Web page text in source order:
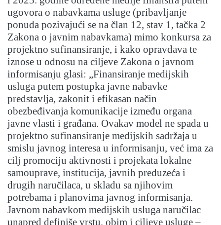
ugovora o nabavkama usluge (pribavljanje
ponuda pozivajući se na član 12, stav 1, tačka 2
Zakona o javnim nabavkama) mimo konkursa za
projektno sufinansiranje, i kako opravdava te
iznose u odnosu na ciljeve Zakona o javnom
informisanju glasi: „Finansiranje medijskih
usluga putem postupka javne nabavke
predstavlja, zakonit i efikasan način
obezbeđivanja komunikacije između organa
javne vlasti i građana. Ovakav model ne spada u
projektno sufinansiranje medijskih sadržaja u
smislu javnog interesa u informisanju, već ima za
cilj promociju aktivnosti i projekata lokalne
samouprave, institucija, javnih preduzeća i
drugih naručilaca, u skladu sa njihovim
potrebama i planovima javnog informisanja.
Javnom nabavkom medijskih usluga naručilac
unapred definiše vrstu, obim i ciljeve usluge –